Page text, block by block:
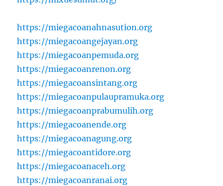
https://miegacoanahnasution.org
https://miegacoangejayan.org
https://miegacoanpemuda.org
https://miegacoanrenon.org
https://miegacoansintang.org
https://miegacoanpulaupramuka.org
https://miegacoanprabumulih.org
https://miegacoanende.org
https://miegacoanagung.org
https://miegacoantidore.org
https://miegacoanaceh.org
https://miegacoanranai.org